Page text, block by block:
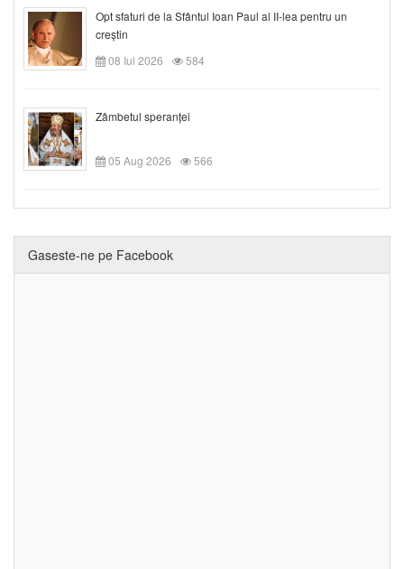
Opt sfaturi de la Sfântul Ioan Paul al II-lea pentru un
creștin
08 Iul 2026
584
Zâmbetul speranței
05 Aug 2026 566
Gaseste-ne pe Facebook